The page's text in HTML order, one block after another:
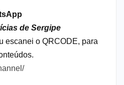
de Sergipe
escanei o QRCODE, para